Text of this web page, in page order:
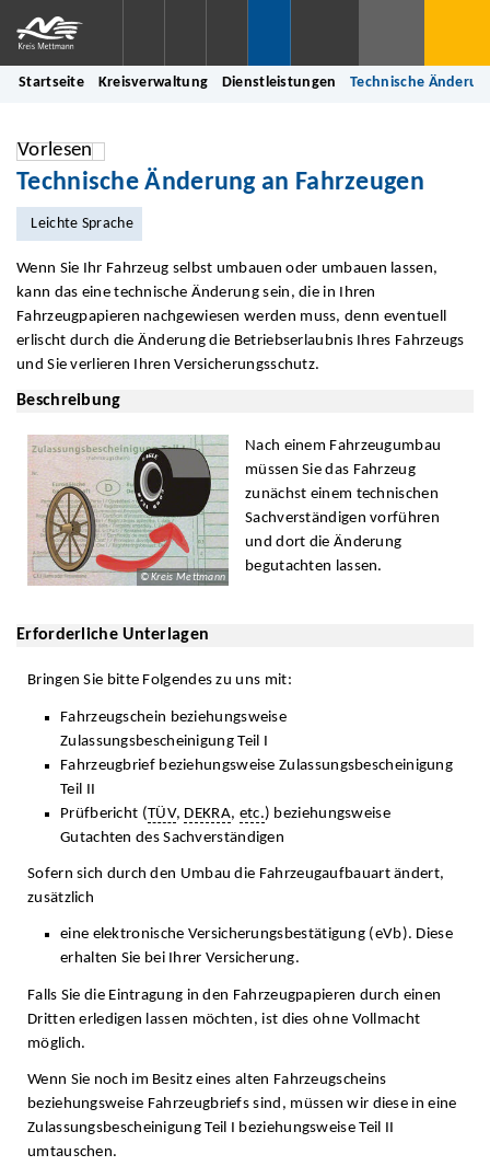
Startseite Kreisverwaltung Dienstleistungen Technische
Vorlesen
Technische Änderung an Fahrzeugen
Leichte Sprache
Wenn Sie Ihr Fahrzeug selbst umbauen oder umbauen lassen,
kann das eine technische Änderung sein, die in Ihren
Fahrzeugpapieren nachgewiesen werden muss, denn eventuell
erlischt durch die Änderung die Betriebserlaubnis Ihres Fahrzeugs
und Sie verlieren Ihren Versicherungsschutz.
Beschreibung
© Kreis Mettmann
Nach einem Fahrzeugumbau
müssen Sie das Fahrzeug
zunächst einem technischen
Sachverständigen vorführen
und dort die Änderung
begutachten lassen.
Erforderliche Unterlagen
Bringen Sie bitte Folgendes zu uns mit:
Fahrzeugschein beziehungsweise
Zulassungsbescheinigung Teil I
Fahrzeugbrief beziehungsweise Zulassungsbescheinigung
Teil II
Prüfbericht (TÜV, DEKRA, etc.) beziehungsweise
Gutachten des Sachverständigen
Sofern sich durch den Umbau die Fahrzeugaufbauart ändert,
zusätzlich
eine elektronische Versicherungsbestätigung (eVb). Diese
erhalten Sie bei Ihrer Versicherung.
Falls Sie die Eintragung in den Fahrzeugpapieren durch einen
Dritten erledigen lassen möchten, ist dies ohne Vollmacht
möglich.
Wenn Sie noch im Besitz eines alten Fahrzeugscheins
beziehungsweise Fahrzeugbriefs sind, müssen wir diese in eine
Zulassungsbescheinigung Teil I beziehungsweise Teil II
umtauschen.